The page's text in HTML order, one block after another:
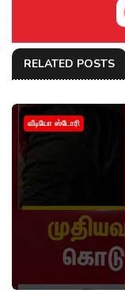
RELATED POSTS
வீடியோ ஸ்டோரி